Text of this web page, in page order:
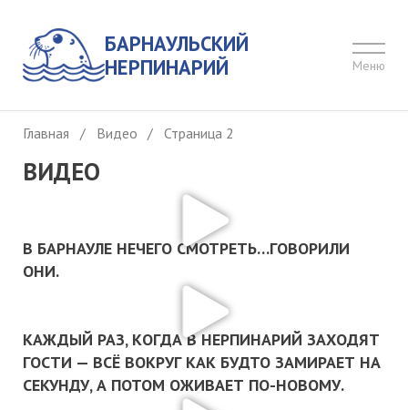
БАРНАУЛЬСКИЙ
НЕРПИНАРИЙ
Меню
Главная / Видео / Страница 2
ВИДЕО
В БАРНАУЛЕ НЕЧЕГО СМОТРЕТЬ…ГОВОРИЛИ
ОНИ.
КАЖДЫЙ РАЗ, КОГДА В НЕРПИНАРИЙ ЗАХОДЯТ
ГОСТИ — ВСЁ ВОКРУГ КАК БУДТО ЗАМИРАЕТ НА
СЕКУНДУ, А ПОТОМ ОЖИВАЕТ ПО-НОВОМУ.